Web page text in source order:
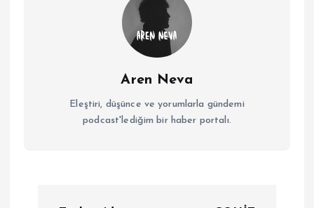
Aren Neva
Eleştiri, düşünce ve yorumlarla gündemi
podcast'lediğim bir haber portalı.